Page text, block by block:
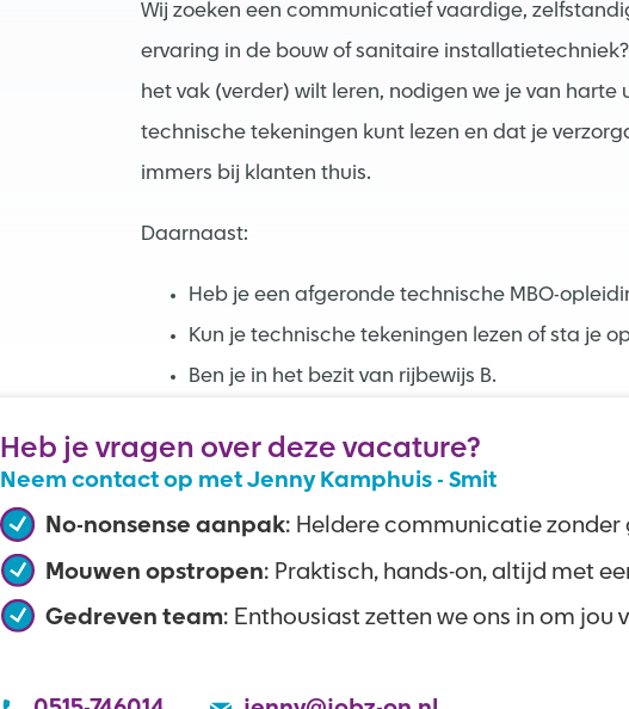
Wij zoeken een communicatief vaardige,
ervaring in de bouw of sanitaire
het vak (verder) wilt leren, nodigen we je van
technische tekeningen kunt lezen en dat je
immers bij klanten thuis.
Daarnaast:
Heb je een afgeronde technische MBO-
Kun je technische tekeningen lezen of sta je
Ben je in het bezit van rijbewijs B.
Heb je vragen over deze vacature?
Neem contact op met Jenny Kamphuis - Smit
No-nonsense aanpak: Heldere communicatie zonder
Mouwen opstropen: Praktisch, hands-on, altijd met
Gedreven team: Enthousiast zetten we ons in om jou